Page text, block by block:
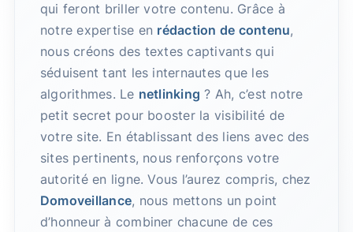
qui feront briller votre contenu. Grâce à
notre expertise en rédaction de contenu,
nous créons des textes captivants qui
séduisent tant les internautes que les
algorithmes. Le netlinking ? Ah, c’est notre
petit secret pour booster la visibilité de
votre site. En établissant des liens avec des
sites pertinents, nous renforçons votre
autorité en ligne. Vous l’aurez compris, chez
Domoveillance, nous mettons un point
d’honneur à combiner chacune de ces